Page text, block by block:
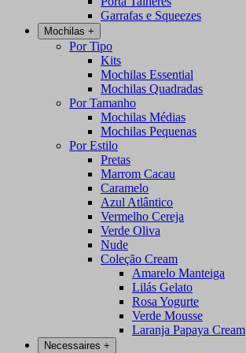
Garrafas e Squeezes
Mochilas +
Por Tipo
Kits
Mochilas Essential
Mochilas Quadradas
Por Tamanho
Mochilas Médias
Mochilas Pequenas
Por Estilo
Pretas
Marrom Cacau
Caramelo
Azul Atlântico
Vermelho Cereja
Verde Oliva
Nude
Coleção Cream
Amarelo Manteiga
Lilás Gelato
Rosa Yogurte
Verde Mousse
Laranja Papaya Cream
Necessaires +